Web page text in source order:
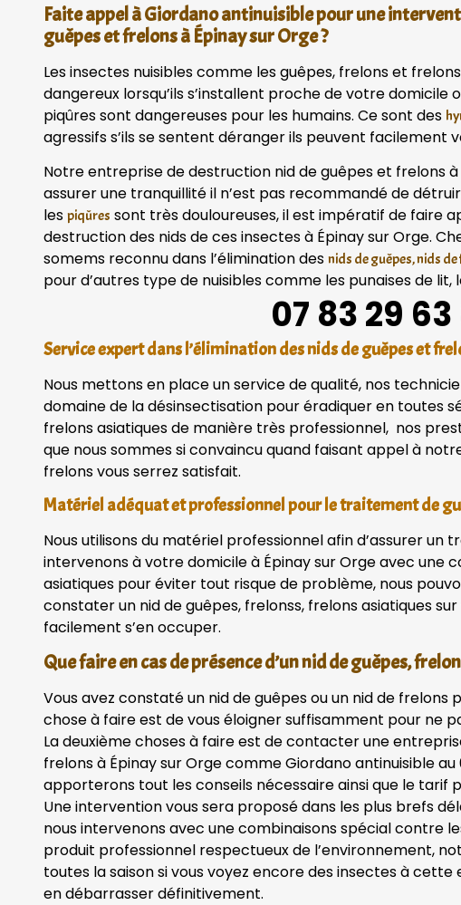
Faite appel à Giordano antinuisible pour une
guêpes et frelons à Épinay sur Orge ?
Les insectes nuisibles comme les guêpes, frelons et
dangereux lorsqu’ils s’installent proche de votre domicile
piqûres sont dangereuses pour les humains. Ce sont des
agressifs s’ils se sentent déranger ils peuvent facilement
Notre entreprise de destruction nid de guêpes et frelons
assurer une tranquillité il n’est pas recommandé de
les piqûres sont très douloureuses, il est impératif de faire
destruction des nids de ces insectes à Épinay sur Orge.
somems reconnu dans l’élimination des nids de guêpes, nids
pour d’autres type de nuisibles comme les punaises de lit,
07 83 29
Service expert dans l’élimination des nids de guêpes et
Nous mettons en place un service de qualité, nos
domaine de la désinsectisation pour éradiquer en toutes
frelons asiatiques de manière très professionnel, nos
que nous sommes si convaincu quand faisant appel à
frelons vous serrez satisfait.
Matériel adéquat et professionnel pour le traitement de
Nous utilisons du matériel professionnel afin d’assurer un
intervenons à votre domicile à Épinay sur Orge avec une
asiatiques pour éviter tout risque de problème, nous
constater un nid de guêpes, frelonss, frelons asiatiques
facilement s’en occuper.
Que faire en cas de présence d’un nid de guêpes,
Vous avez constaté un nid de guêpes ou un nid de
chose à faire est de vous éloigner suffisamment pour ne
La deuxième choses à faire est de contacter une
frelons à Épinay sur Orge comme Giordano antinuisible au
apporterons tout les conseils nécessaire ainsi que le tarif
Une intervention vous sera proposé dans les plus brefs
nous intervenons avec une combinaisons spécial contre
produit professionnel respectueux de l’environnement,
toutes la saison si vous voyez encore des insectes à
en débarrasser définitivement.